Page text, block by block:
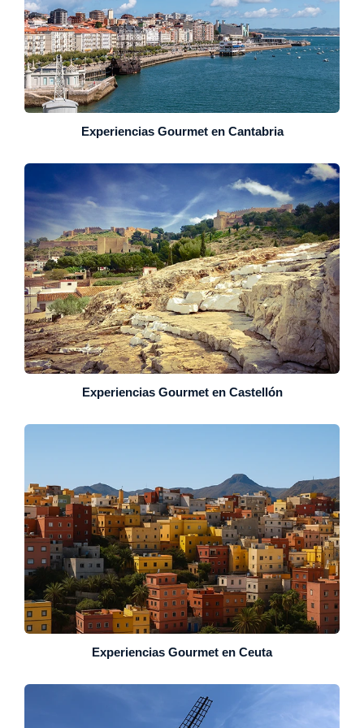
Experiencias Gourmet en Cantabria
Experiencias Gourmet en Castellón
Experiencias Gourmet en Ceuta